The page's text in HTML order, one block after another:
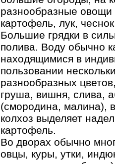
разнообразные
картофель, лук,
Большие грядки в
полива. Воду обычно
находящимися в
пользовании
разнообразных
груша, вишня, слива,
(смородина, малина),
колхоз выделяет
картофель.
Во дворах обычно
овцы, куры, утки,